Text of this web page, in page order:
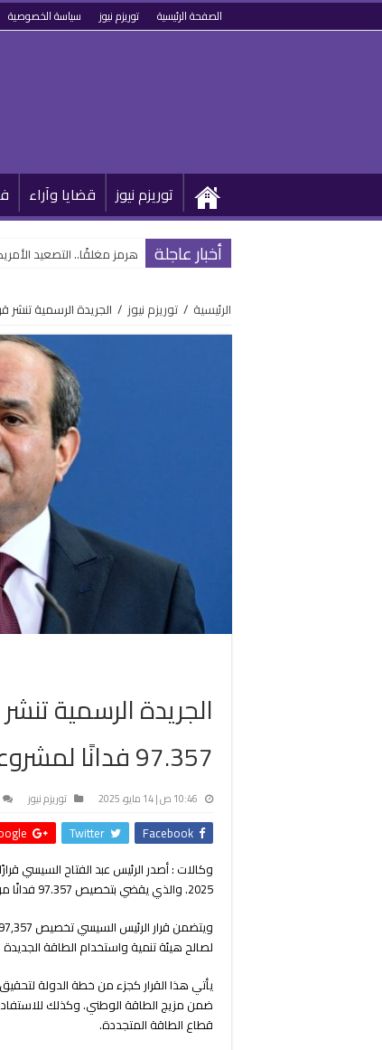
الصفحة الرئيسية توريزم نيوز سياسة الخصوصية
توريزم نيوز قضايا وآراء
أخبار عاجلة هرمز مغلقًا.. التصعيد
الرئيسية / توريزم نيوز / الجريدة الرسمية تنشر قرار
الجريدة الرسمية
97.357 فدانًا لمشروعات
10:46 ص | 14 مايو، 2025 توريزم نيوز
Facebook
Twitter
+
2025. والذي يقضي بتخصيص 97.357 فدانًا من الأراضي الحكومية في محافظة البحر الأحمر لمشاريع الطاقة النظيفة.
لصالح هيئة تنمية واستخدام الطاقة
يأتي هذا القرار كجزء من خطة الدولة
ضمن مزيج الطاقة الوطني. وكذلك
قطاع الطاقة المتجددة.